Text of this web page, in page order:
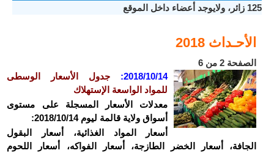
125 زائر، ولايوجد أعضاء داخل الموقع
الأحـداث 2018
الصفحة 2 من 6
2018/10/14:
جدول الأسعار الوسطى
للمواد الواسعة الإستهلاك
معدلات الأسعار المسجلة على مستوى
أسواق ولاية قالمة ليوم 2018/10/14:
أسعار المواد الغذائية، أسعار البقول
الجافة، أسعار الخضر الطازجة، أسعار الفواكه، أسعار اللحوم